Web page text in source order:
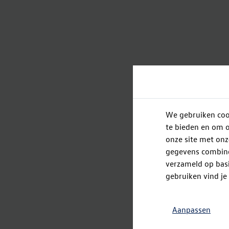
We gebruiken
te bieden en om
onze site met
gegevens
verzameld op
gebruiken vind je
Aanpassen